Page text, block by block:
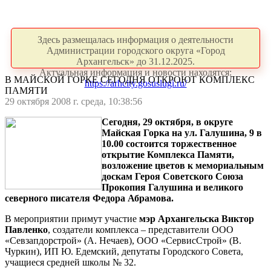
Здесь размещалась информация о деятельности
Администрации городского округа «Город
Архангельск» до 31.12.2025.
Актуальная информация и новости находятся:
https://arhcity.gosuslugi.ru/
В МАЙСКОЙ ГОРКЕ СЕГОДНЯ ОТКРОЮТ КОМПЛЕКС
ПАМЯТИ
29 октября 2008 г. среда, 10:38:56
Сегодня, 29 октября, в округе
Майская Горка на ул. Галушина, 9 в
10.00 состоится торжественное
открытие Комплекса Памяти,
возложение цветов к мемориальным
доскам Героя Советского Союза
Прокопия Галушина и великого
северного писателя Федора Абрамова.
В мероприятии примут участие мэр Архангельска Виктор
Павленко, создатели комплекса – представители ООО
«Севзапдорстрой» (А. Нечаев), ООО «СервисСтрой» (В.
Чуркин), ИП Ю. Едемский, депутаты Городского Совета,
учащиеся средней школы № 32.